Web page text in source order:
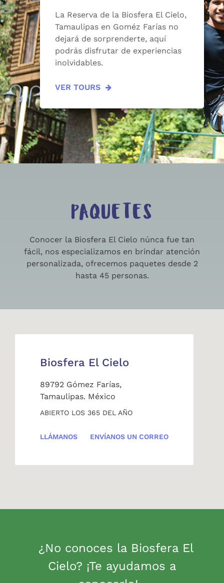
La Reserva de la Biosfera El Cielo,
Tamaulipas en Goméz Farías no
dejará de sorprenderte, aquí
podrás disfrutar de experiencias
inolvidables.
VER TOURS
PAQUETES
Conocer la Biosfera El Cielo núnca fue tan
fácil, nos especializamos en brindar atención
personalizada, ofrecemos paquetes desde 2
hasta 45 personas.
Biosfera El Cielo
89792 Gómez Farías,
Tamaulipas. México
ABIERTO LOS 365 DEL AÑO
LLÁMANOS ENVÍANOS UN CORREO
¿No conoces la Biosfera El
Cielo? ¡Te ayudamos a